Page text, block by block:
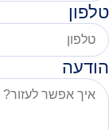
טלפון
הודעה